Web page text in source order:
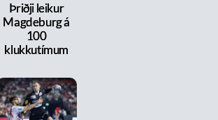
Þriðji leikur
Magdeburg á
100
klukkutímum